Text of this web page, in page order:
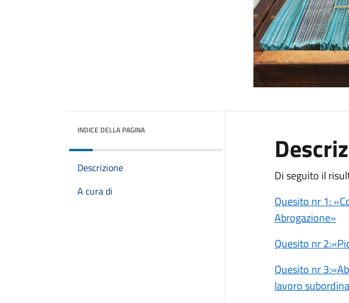
INDICE DELLA PAGINA
Descrizione
A cura di
Di seguito il
Quesito nr 1:
Abrogazione»
Quesito nr
Quesito nr
lavoro